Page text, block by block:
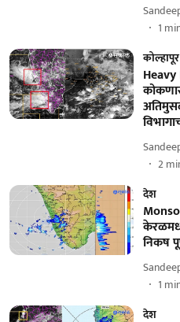
1
कोल्हापूर
2
देश
निकष
1
देश